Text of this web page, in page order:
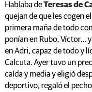
Hablaba deTeresas de
quejan de que les cogen
primera maña de todo
ponían en Rubo, Víctor...
en Adri, capaz de todo y
Calcuta. Ayer tuvo un
caída y media y eligió
deportivo, regaló el